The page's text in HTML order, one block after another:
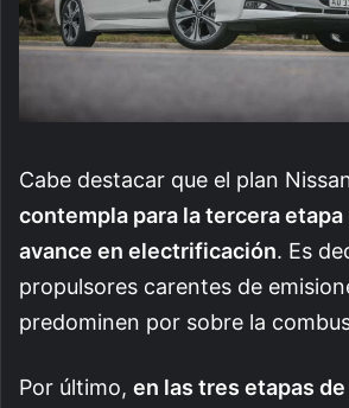
Cabe destacar que el plan
contempla para la tercera
avance en electrificación. Es
propulsores carentes de
predominen por sobre la
Por último, en las tres etapas